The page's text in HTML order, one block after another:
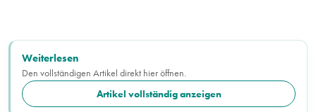
Weiterlesen
Den vollständigen Artikel direkt hier öffnen.
Artikel vollständig anzeigen